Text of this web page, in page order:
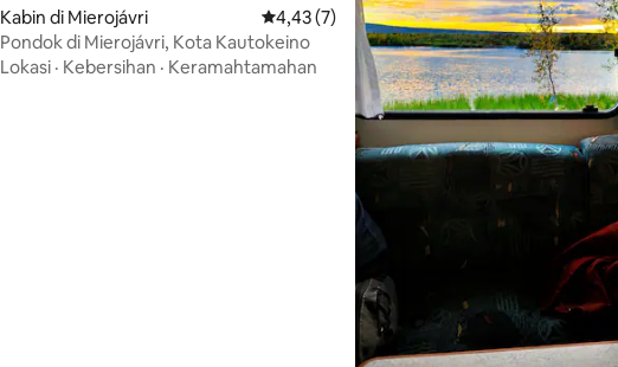
Kabin di Mierojávri Nilai rata-rata 4,43 dari 5, 7 ulasan
4,43 (7)
Pondok di Mierojávri, Kota Kautokeino
Lokasi · Kebersihan · Keramahtamahan